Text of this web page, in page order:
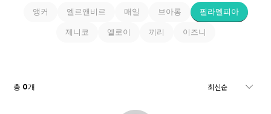
앵커 엘르앤비르 매일 브아롱 필라델피아
제니코 엘로이 끼리 이즈니
총 0개